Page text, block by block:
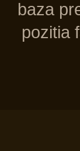
baza
pozitia